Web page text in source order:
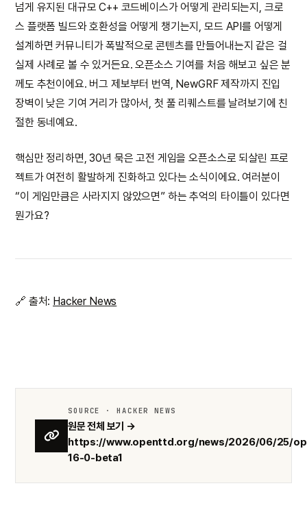
넘게 유지된 대규모 C++ 코드베이스가 어떻게 관리되는지, 크로
스 플랫폼 빌드와 호환성을 어떻게 챙기는지, 모드 API를 어떻게
설계하면 커뮤니티가 폭발적으로 콘텐츠를 만들어내는지 같은 걸
실제 사례로 볼 수 있거든요. 오픈소스 기여를 처음 해보고 싶은 분
께도 추천이에요. 버그 제보부터 번역, NewGRF 제작까지 진입
장벽이 낮은 기여 거리가 많아서, 첫 풀 리퀘스트를 날려보기에 친
절한 동네예요.
핵심만 정리하면, 30년 묵은 고전 게임을 오픈소스로 되살린 프로
젝트가 여전히 활발하게 진화하고 있다는 소식이에요. 여러분이
“이 게임만큼은 사라지지 않았으면” 하는 추억의 타이틀이 있다면
뭔가요?
🔗 출처: Hacker News
SOURCE · HACKER NEWS
원문 전체 보기 →
https://www.openttd.org/news/2026/06/25/
16-0-beta1